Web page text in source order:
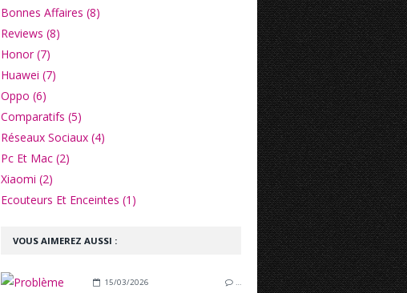
VOUS AIMEREZ AUSSI :
15/03/2026 …
Bonnes Affaires (8)
Reviews (8)
Honor (7)
Huawei (7)
Oppo (6)
Comparatifs (5)
Réseaux Sociaux (4)
Pc Et Mac (2)
Xiaomi (2)
Ecouteurs Et Enceintes (1)